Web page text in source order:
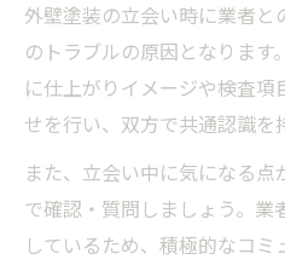
外壁塗装の立会い時に業者と
のトラブルの原因となります
に仕上がりイメージや検査
せを行い、双方で共通認識を
また、立会い中に気になる
で確認・質問しましょう。
しているため、積極的なコ